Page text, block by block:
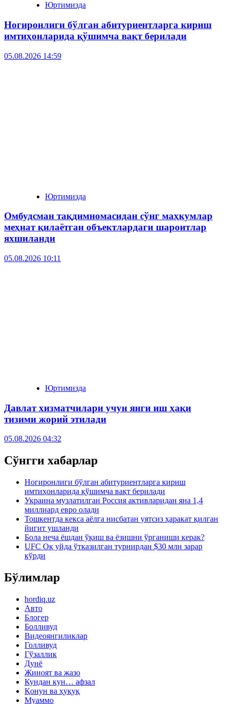
Юртимизда
Ногиронлиги бўлган абитуриентларга кириш
имтиҳонларида қўшимча вақт берилади
05.08.2026 14:59
Юртимизда
Омбудсман тақдимномасидан сўнг маҳкумлар
меҳнат қилаётган объектлардаги шароитлар
яхшиланди
05.08.2026 10:11
Юртимизда
Давлат хизматчилари учун янги иш ҳақи
тизими жорий этилади
05.08.2026 04:32
Сўнгги хабарлар
Ногиронлиги бўлган абитуриентларга кириш
имтиҳонларида қўшимча вақт берилади
Украина музлатилган Россия активларидан яна 1,4
миллиард евро олади
Тошкентда кекса аёлга нисбатан уятсиз ҳаракат қилган
йигит ушланди
Бола неча ёшдан ўқиш ва ёзишни ўрганиши керак?
UFC Оқ уйда ўтказилган турнирдан $30 млн зарар
кўрди
Бўлимлар
hordiq.uz
Авто
Блогер
Болливуд
Видеоянгиликлар
Голливуд
Гўзаллик
Дунё
Жиноят ва жазо
Кундан кун… афзал
Қонун ва ҳуқуқ
Муаммо